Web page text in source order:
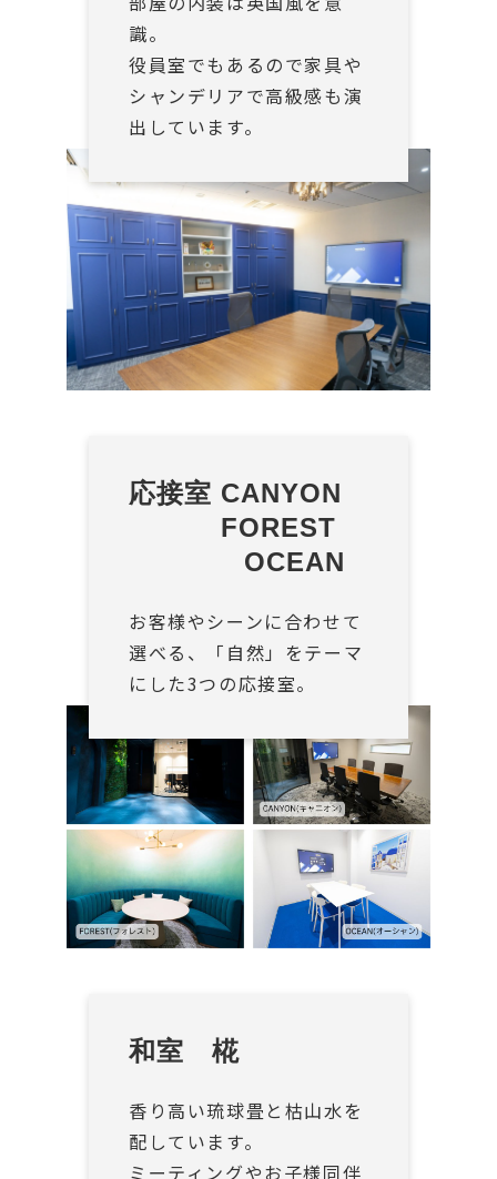
識。
役員室でもあるので家具や
シャンデリアで高級感も演
出しています。
応接室 CANYON
FOREST
             OCEAN
お客様やシーンに合わせて
選べる、「自然」をテーマ
にした3つの応接室。
和室　椛
香り高い琉球畳と枯山水を
配しています。
ミーティングやお子様同伴